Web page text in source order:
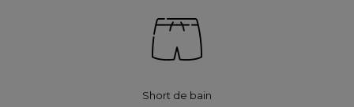
Short de bain